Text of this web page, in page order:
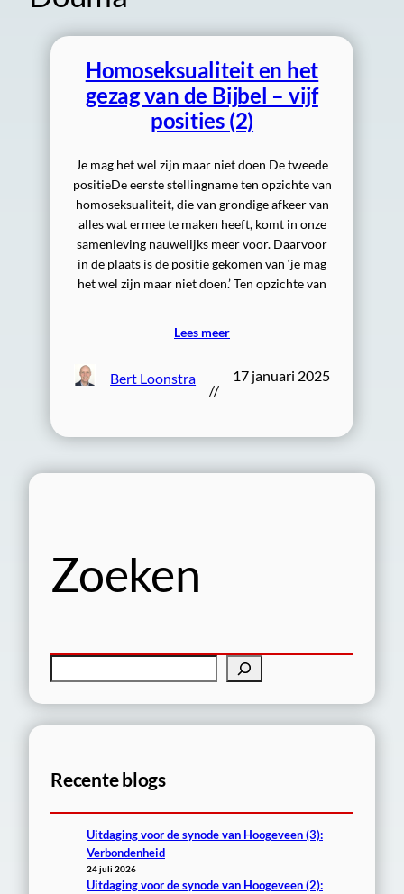
Homoseksualiteit en het
gezag van de Bijbel – vijf
posities (2)
Je mag het wel zijn maar niet doen De tweede
positieDe eerste stellingname ten opzichte van
homoseksualiteit, die van grondige afkeer van
alles wat ermee te maken heeft, komt in onze
samenleving nauwelijks meer voor. Daarvoor
in de plaats is de positie gekomen van ‘je mag
het wel zijn maar niet doen.’ Ten opzichte van
Lees meer
Bert Loonstra
//
17 januari 2025
Zoeken
n
Recente blogs
Uitdaging voor de synode van Hoogeveen (3):
Verbondenheid
24 juli 2026
Uitdaging voor de synode van Hoogeveen (2):